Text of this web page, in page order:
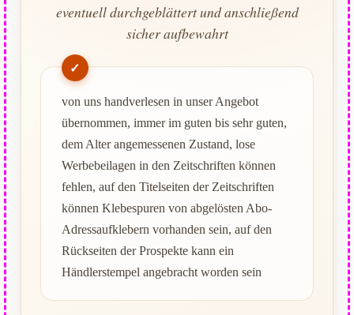
eventuell durchgeblättert und anschließend
sicher aufbewahrt
von uns handverlesen in unser Angebot
übernommen, immer im guten bis sehr guten,
dem Alter angemessenen Zustand, lose
Werbebeilagen in den Zeitschriften können
fehlen, auf den Titelseiten der Zeitschriften
können Klebespuren von abgelösten Abo-
Adressaufklebern vorhanden sein, auf den
Rückseiten der Prospekte kann ein
Händlerstempel angebracht worden sein